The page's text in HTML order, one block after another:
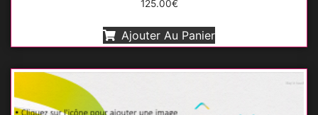
125.00€
Ajouter Au Panier